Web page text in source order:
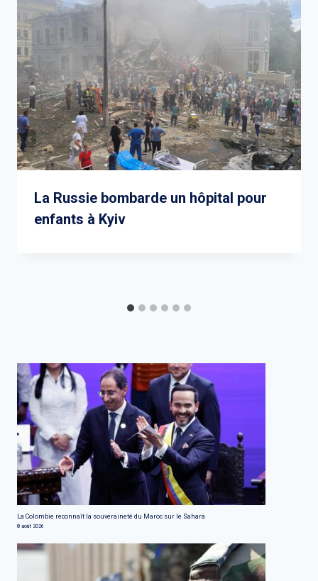
La Russie bombarde un hôpital pour
enfants à Kyiv
La Colombie reconnaît la souveraineté du Maroc sur le Sahara
8 août 2026